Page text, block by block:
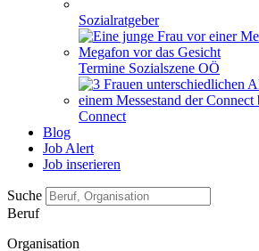
Sozialratgeber
Termine Sozialszene OÖ
Connect
Blog
Job Alert
Job inserieren
Suche
Beruf
Organisation